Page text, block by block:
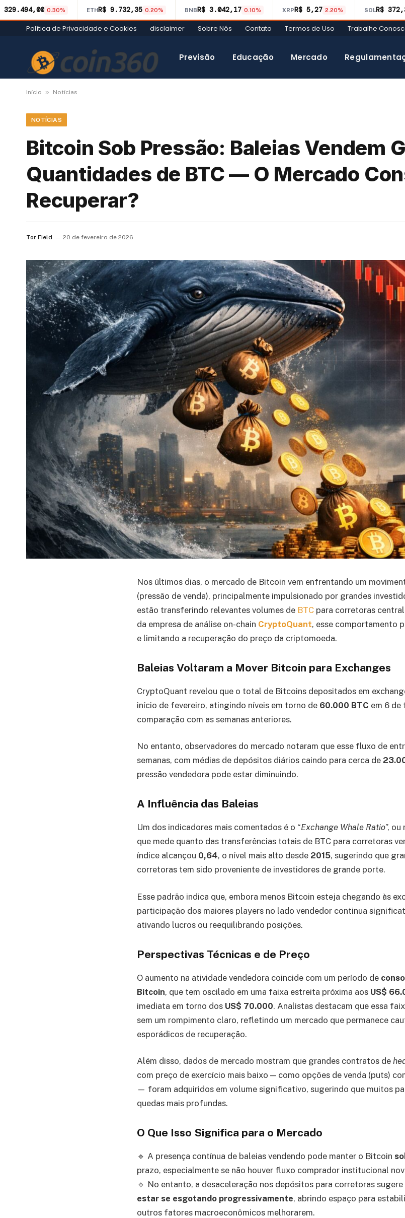
329.494,00 0.30% ETHR$ 9.732,35 0.20% BNBR$ 3.042,17 0.10% XRPR$ 5,27 2.20% SOLR$
Política de Privacidade e Cookies disclaimer Sobre Nós Contato Termos de Uso Trabalhe
Previsão Educação Mercado
Início » Notícias
NOTÍCIAS
Bitcoin Sob Pressão: Baleias Vendem
Quantidades de BTC — O Mercado
Recuperar?
Tor Field 20 de fevereiro de 2026
Nos últimos dias, o mercado de Bitcoin vem enfrentando um
(pressão de venda), principalmente impulsionado por grandes
estão transferindo relevantes volumes de BTC para corretoras
da empresa de análise on-chain CryptoQuant, esse comportamento
e limitando a recuperação do preço da criptomoeda.
Baleias Voltaram a Mover Bitcoin para Exchanges
CryptoQuant revelou que o total de Bitcoins depositados em
início de fevereiro, atingindo níveis em torno de 60.000 BTC em 6 de
comparação com as semanas anteriores.
No entanto, observadores do mercado notaram que esse fluxo de
semanas, com médias de depósitos diários caindo para cerca de
pressão vendedora pode estar diminuindo.
A Influência das Baleias
Um dos indicadores mais comentados é o “Exchange Whale Ratio”,
que mede quanto das transferências totais de BTC para corretoras
índice alcançou 0,64, o nível mais alto desde 2015, sugerindo que
corretoras tem sido proveniente de investidores de grande porte.
Esse padrão indica que, embora menos Bitcoin esteja chegando às
participação dos maiores players no lado vendedor continua
ativando lucros ou reequilibrando posições.
Perspectivas Técnicas e de Preço
O aumento na atividade vendedora coincide com um período de
Bitcoin, que tem oscilado em uma faixa estreita próxima aos US$
imediata em torno dos US$ 70.000. Analistas destacam que essa
sem um rompimento claro, refletindo um mercado que permanece
esporádicos de recuperação.
Além disso, dados de mercado mostram que grandes contratos de
com preço de exercício mais baixo — como opções de venda (puts)
— foram adquiridos em volume significativo, sugerindo que muitos
quedas mais profundas.
O Que Isso Significa para o Mercado
🔹 A presença contínua de baleias vendendo pode manter o Bitcoin
prazo, especialmente se não houver fluxo comprador institucional
🔹 No entanto, a desaceleração nos depósitos para corretoras sugere
estar se esgotando progressivamente, abrindo espaço para
outros fatores macroeconômicos melhorarem.